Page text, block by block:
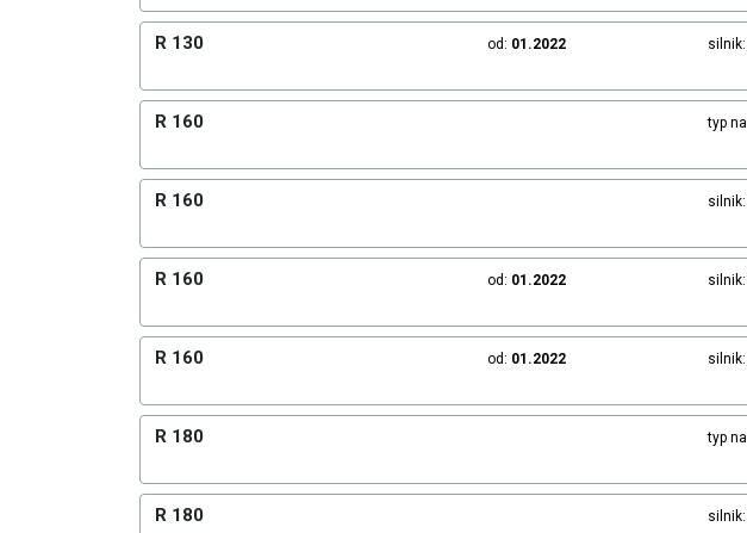
R 130 od: 01.2022 silnik:
R 160 typ
R 160
R 160 od: 01.2022 silnik:
R 160 od: 01.2022 silnik:
R 180 typ
R 180